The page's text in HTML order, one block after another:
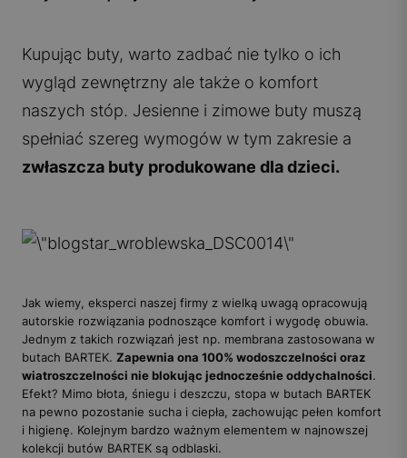
Kupując buty, warto zadbać nie tylko o ich
wygląd zewnętrzny ale także o komfort
naszych stóp. Jesienne i zimowe buty muszą
spełniać szereg wymogów w tym zakresie a
zwłaszcza buty produkowane dla dzieci.
Jak wiemy, eksperci naszej firmy z wielką uwagą opracowują
autorskie rozwiązania podnoszące komfort i wygodę obuwia.
Jednym z takich rozwiązań jest np. membrana zastosowana w
butach BARTEK. Zapewnia ona 100% wodoszczelności oraz
wiatroszczelności nie blokując jednocześnie oddychalności.
Efekt? Mimo błota, śniegu i deszczu, stopa w butach BARTEK
na pewno pozostanie sucha i ciepła, zachowując pełen komfort
i higienę. Kolejnym bardzo ważnym elementem w najnowszej
kolekcji butów BARTEK są odblaski.